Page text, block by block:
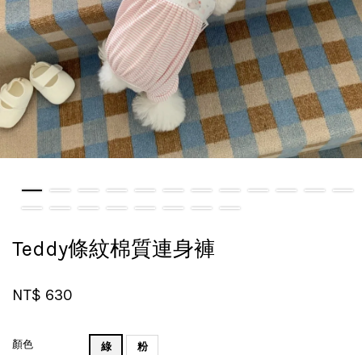
Teddy條紋棉質連身褲
NT$ 630
顏色 綠 粉